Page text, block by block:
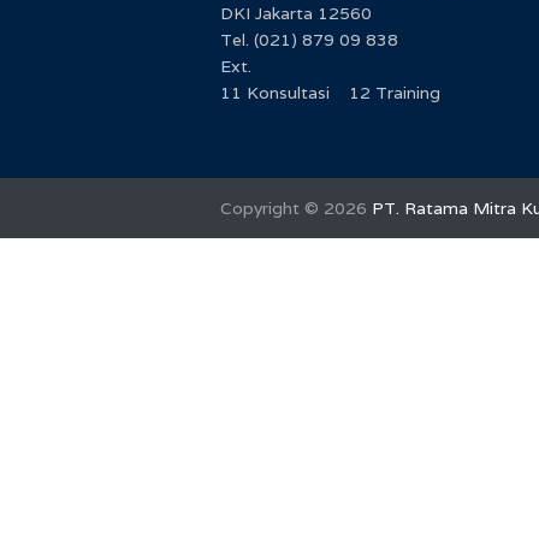
DKI Jakarta 12560
Tel. (021) 879 09 838
Ext.
11 Konsultasi 12 Training
Copyright © 2026 PT. Ratama Mitra